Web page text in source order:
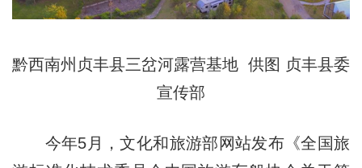
黔西南州贞丰县三岔河露营基地 供图 贞丰县委
宣传部
今年5月，文化和旅游部网站发布《全国旅